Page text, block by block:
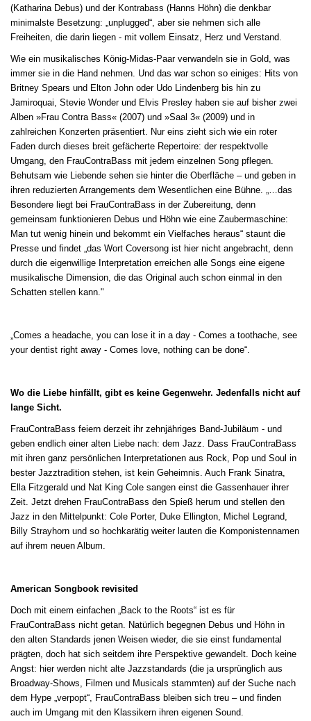
(Katharina Debus) und der Kontrabass (Hanns Höhn) die denkbar
minimalste Besetzung: „unplugged“, aber sie nehmen sich alle
Freiheiten, die darin liegen - mit vollem Einsatz, Herz und Verstand.
Wie ein musikalisches König-Midas-Paar verwandeln sie in Gold, was
immer sie in die Hand nehmen. Und das war schon so einiges: Hits von
Britney Spears und Elton John oder Udo Lindenberg bis hin zu
Jamiroquai, Stevie Wonder und Elvis Presley haben sie auf bisher zwei
Alben »Frau Contra Bass« (2007) und »Saal 3« (2009) und in
zahlreichen Konzerten präsentiert. Nur eins zieht sich wie ein roter
Faden durch dieses breit gefächerte Repertoire: der respektvolle
Umgang, den FrauContraBass mit jedem einzelnen Song pflegen.
Behutsam wie Liebende sehen sie hinter die Oberfläche – und geben in
ihren reduzierten Arrangements dem Wesentlichen eine Bühne. „…das
Besondere liegt bei FrauContraBass in der Zubereitung, denn
gemeinsam funktionieren Debus und Höhn wie eine Zaubermaschine:
Man tut wenig hinein und bekommt ein Vielfaches heraus“ staunt die
Presse und findet „das Wort Coversong ist hier nicht angebracht, denn
durch die eigenwillige Interpretation erreichen alle Songs eine eigene
musikalische Dimension, die das Original auch schon einmal in den
Schatten stellen kann."
„Comes a headache, you can lose it in a day - Comes a toothache, see
your dentist right away - Comes love, nothing can be done“.
Wo die Liebe hinfällt, gibt es keine Gegenwehr. Jedenfalls nicht auf
lange Sicht.
FrauContraBass feiern derzeit ihr zehnjähriges Band-Jubiläum - und
geben endlich einer alten Liebe nach: dem Jazz. Dass FrauContraBass
mit ihren ganz persönlichen Interpretationen aus Rock, Pop und Soul in
bester Jazztradition stehen, ist kein Geheimnis. Auch Frank Sinatra,
Ella Fitzgerald und Nat King Cole sangen einst die Gassenhauer ihrer
Zeit. Jetzt drehen FrauContraBass den Spieß herum und stellen den
Jazz in den Mittelpunkt: Cole Porter, Duke Ellington, Michel Legrand,
Billy Strayhorn und so hochkarätig weiter lauten die Komponistennamen
auf ihrem neuen Album.
American Songbook revisited
Doch mit einem einfachen „Back to the Roots“ ist es für
FrauContraBass nicht getan. Natürlich begegnen Debus und Höhn in
den alten Standards jenen Weisen wieder, die sie einst fundamental
prägten, doch hat sich seitdem ihre Perspektive gewandelt. Doch keine
Angst: hier werden nicht alte Jazzstandards (die ja ursprünglich aus
Broadway-Shows, Filmen und Musicals stammten) auf der Suche nach
dem Hype „verpopt“, FrauContraBass bleiben sich treu – und finden
auch im Umgang mit den Klassikern ihren eigenen Sound.